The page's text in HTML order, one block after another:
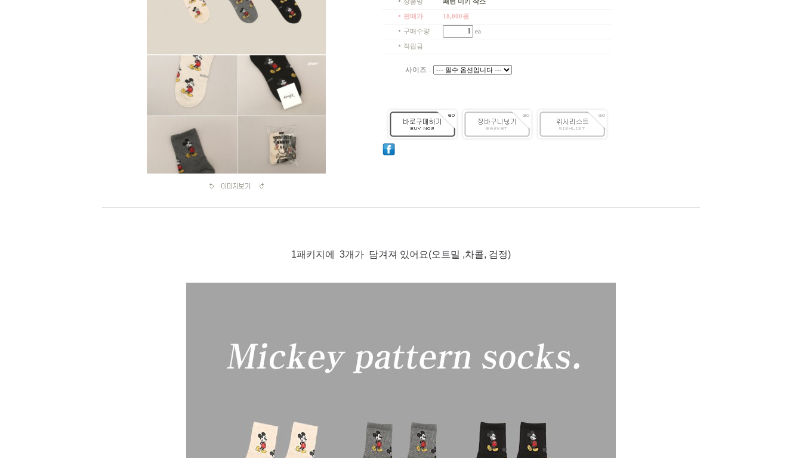
판매가 18,000원
구매수량 ea
적립금
사이즈 :
1패키지에 3개가 담겨져 있어요(오트밀 ,차콜, 검정)